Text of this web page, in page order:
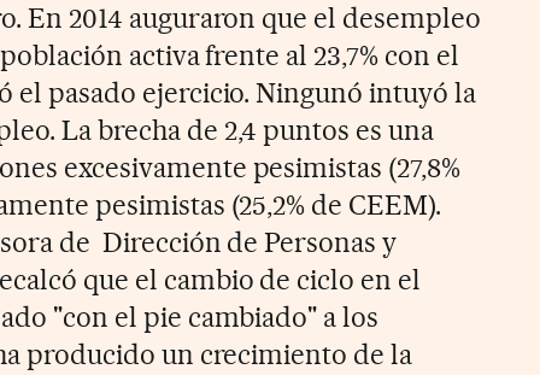
En 2014 auguraron que el desempleo
activa frente al 23,7% con el
el pasado ejercicio. Ningunó intuyó la
La brecha de 2,4 puntos es una
excesivamente pesimistas (27,8%
pesimistas (25,2% de CEEM).
de Dirección de Personas y
que el cambio de ciclo en el
"con el pie cambiado" a los
producido un crecimiento de la